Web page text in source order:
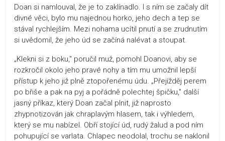
Doan si namlouval, že je to zaklínadlo. I s ním se začaly dít
divné věci, bylo mu najednou horko, jeho dech a tep se
stával rychlejším. Mezi nohama ucítil pnutí a se zrudnutím
si uvědomil, že jeho úd se začíná nalévat a stoupat.
„Klekni si z boku," poručil muž, pomohl Doanovi, aby se
rozkročil okolo jeho pravé nohy a tím mu umožnil lepší
přístup k jeho již plně ztopořenému údu. „Přejížděj perem
po břiše a pak na pyj a pořádně polechtej špičku," další
jasný příkaz, který Doan začal plnit, již naprosto
zhypnotizován jak chraplavým hlasem, tak i výhledem,
který se mu nabízel. Obří stojící úd, rudý žalud a pod ním
pohupující se varlata. Chlapec neodolal, trochu se naklonil